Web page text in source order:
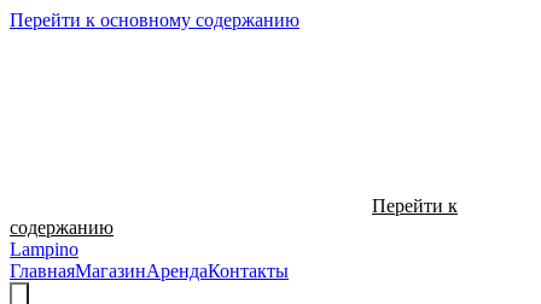
Перейти к основному содержанию
Перейти к
содержанию
Lampino
ГлавнаяМагазинАрендаКонтакты